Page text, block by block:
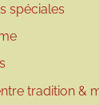
spéciales
tradition &